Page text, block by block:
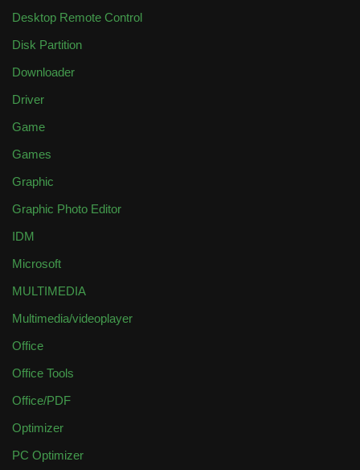
Desktop Remote Control
Disk Partition
Downloader
Driver
Game
Games
Graphic
Graphic Photo Editor
IDM
Microsoft
MULTIMEDIA
Multimedia/videoplayer
Office
Office Tools
Office/PDF
Optimizer
PC Optimizer